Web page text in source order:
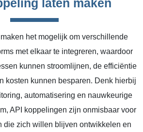
laten maken
het mogelijk om verschillende
met elkaar te integreren, waardoor
kunnen stroomlijnen, de efficiëntie
kosten kunnen besparen. Denk hierbij
automatisering en nauwkeurige
API koppelingen zijn onmisbaar voor
die zich willen blijven ontwikkelen en